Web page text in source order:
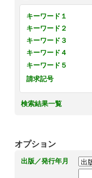
キーワード１
キーワード２
キーワード３
キーワード４
キーワード５
請求記号
検索結果一覧
オプション
出版／発行年月